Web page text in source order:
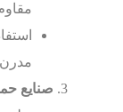
صنایع